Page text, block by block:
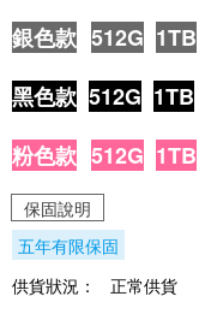
銀色款 512G 1TB
黑色款 512G 1TB
粉色款 512G 1TB
保固說明
五年有限保固
供貨狀況：
正常供貨